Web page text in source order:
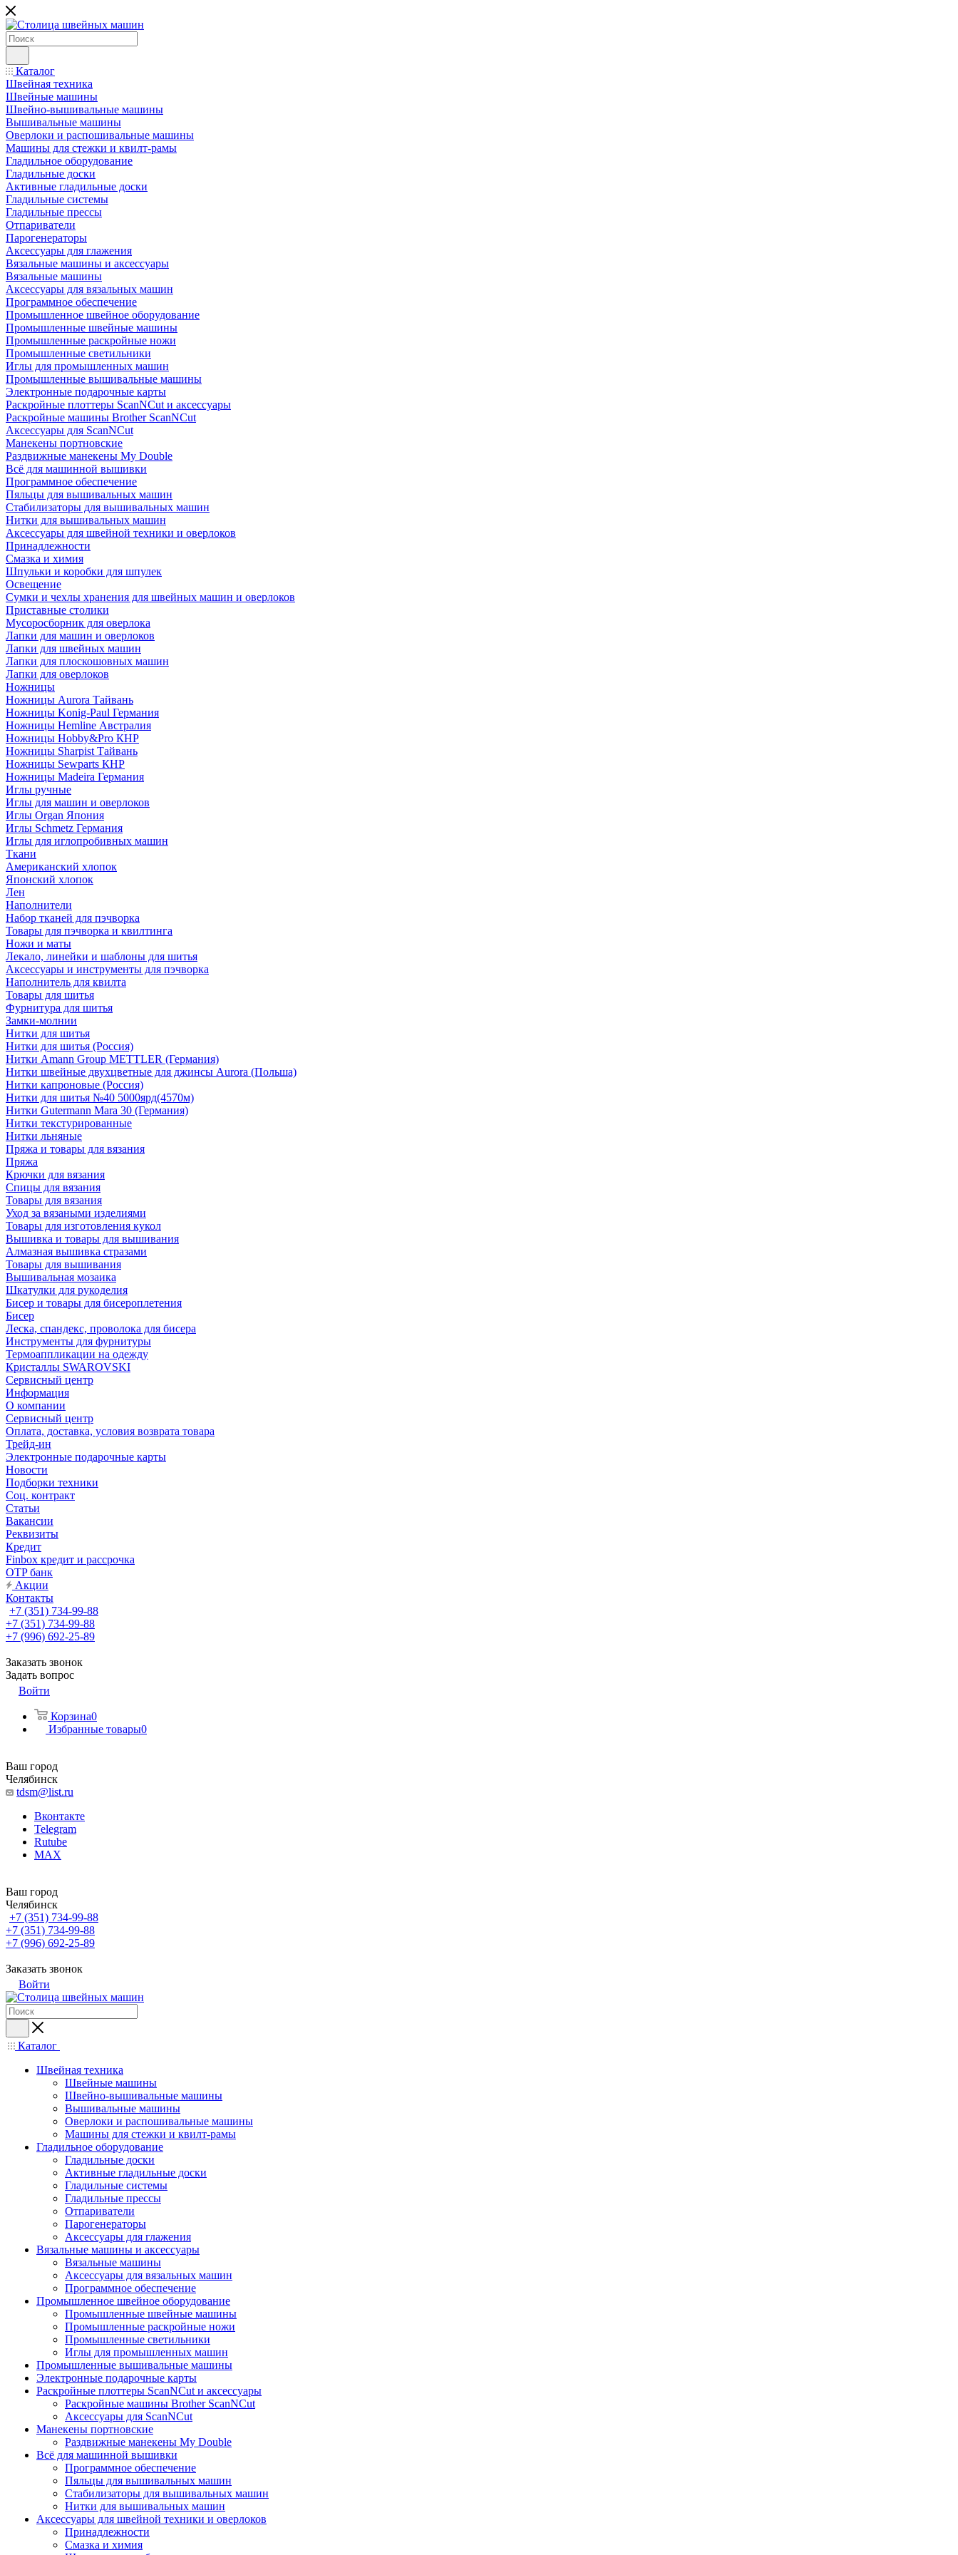
Каталог
Швейная техника
Швейные машины
Швейно-вышивальные машины
Вышивальные машины
Оверлоки и распошивальные машины
Машины для стежки и квилт-рамы
Гладильное оборудование
Гладильные доски
Активные гладильные доски
Гладильные системы
Гладильные прессы
Отпариватели
Парогенераторы
Аксессуары для глажения
Вязальные машины и аксессуары
Вязальные машины
Аксессуары для вязальных машин
Программное обеспечение
Промышленное швейное оборудование
Промышленные швейные машины
Промышленные раскройные ножи
Промышленные светильники
Иглы для промышленных машин
Промышленные вышивальные машины
Электронные подарочные карты
Раскройные плоттеры ScanNCut и аксессуары
Раскройные машины Brother ScanNCut
Аксессуары для ScanNCut
Манекены портновские
Раздвижные манекены My Double
Всё для машинной вышивки
Программное обеспечение
Пяльцы для вышивальных машин
Стабилизаторы для вышивальных машин
Нитки для вышивальных машин
Аксессуары для швейной техники и оверлоков
Принадлежности
Смазка и химия
Шпульки и коробки для шпулек
Освещение
Сумки и чехлы хранения для швейных машин и оверлоков
Приставные столики
Мусоросборник для оверлока
Лапки для машин и оверлоков
Лапки для швейных машин
Лапки для плоскошовных машин
Лапки для оверлоков
Ножницы
Ножницы Aurora Тайвань
Ножницы Konig-Paul Германия
Ножницы Hemline Австралия
Ножницы Hobby&Pro КНР
Ножницы Sharpist Тайвань
Ножницы Sewparts КНР
Ножницы Madeira Германия
Иглы ручные
Иглы для машин и оверлоков
Иглы Organ Япония
Иглы Schmetz Германия
Иглы для иглопробивных машин
Ткани
Американский хлопок
Японский хлопок
Лен
Наполнители
Набор тканей для пэчворка
Товары для пэчворка и квилтинга
Ножи и маты
Лекало, линейки и шаблоны для шитья
Аксессуары и инструменты для пэчворка
Наполнитель для квилта
Товары для шитья
Фурнитура для шитья
Замки-молнии
Нитки для шитья
Нитки для шитья (Россия)
Нитки Amann Group METTLER (Германия)
Нитки швейные двухцветные для джинсы Aurora (Польша)
Нитки капроновые (Россия)
Нитки для шитья №40 5000ярд(4570м)
Нитки Gutermann Mara 30 (Германия)
Нитки текстурированные
Нитки льняные
Пряжа и товары для вязания
Пряжа
Крючки для вязания
Спицы для вязания
Товары для вязания
Уход за вязаными изделиями
Товары для изготовления кукол
Вышивка и товары для вышивания
Алмазная вышивка стразами
Товары для вышивания
Вышивальная мозаика
Шкатулки для рукоделия
Бисер и товары для бисероплетения
Бисер
Леска, спандекс, проволока для бисера
Инструменты для фурнитуры
Термоаппликации на одежду
Кристаллы SWAROVSKI
Сервисный центр
Информация
О компании
Сервисный центр
Оплата, доставка, условия возврата товара
Трейд-ин
Электронные подарочные карты
Новости
Подборки техники
Соц. контракт
Статьи
Вакансии
Реквизиты
Кредит
Finbox кредит и рассрочка
OTP банк
Акции
Контакты
+7 (351) 734-99-88
+7 (351) 734-99-88
+7 (996) 692-25-89
Заказать звонок
Задать вопрос
Войти
Корзина0
Избранные товары0
Ваш город
Челябинск
tdsm@list.ru
Вконтакте
Telegram
Rutube
MAX
Ваш город
Челябинск
+7 (351) 734-99-88
+7 (351) 734-99-88
+7 (996) 692-25-89
Заказать звонок
Войти
Каталог
Швейная техника
Швейные машины
Швейно-вышивальные машины
Вышивальные машины
Оверлоки и распошивальные машины
Машины для стежки и квилт-рамы
Гладильное оборудование
Гладильные доски
Активные гладильные доски
Гладильные системы
Гладильные прессы
Отпариватели
Парогенераторы
Аксессуары для глажения
Вязальные машины и аксессуары
Вязальные машины
Аксессуары для вязальных машин
Программное обеспечение
Промышленное швейное оборудование
Промышленные швейные машины
Промышленные раскройные ножи
Промышленные светильники
Иглы для промышленных машин
Промышленные вышивальные машины
Электронные подарочные карты
Раскройные плоттеры ScanNCut и аксессуары
Раскройные машины Brother ScanNCut
Аксессуары для ScanNCut
Манекены портновские
Раздвижные манекены My Double
Всё для машинной вышивки
Программное обеспечение
Пяльцы для вышивальных машин
Стабилизаторы для вышивальных машин
Нитки для вышивальных машин
Аксессуары для швейной техники и оверлоков
Принадлежности
Смазка и химия